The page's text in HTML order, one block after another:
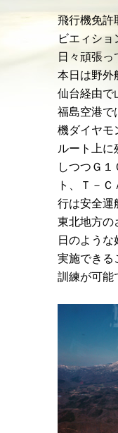
飛行機免許
ビエィシ
日々頑張っ
本日は野外
仙台経由で
福島空港で
機ダイヤモ
ルート上に
しつつＧ１
ト、Ｔ－
行は安全運
東北地方の
日のような
実施できる
訓練が可能